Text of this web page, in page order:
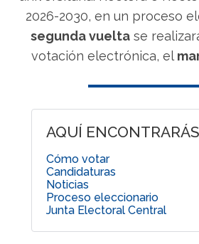
2026-2030, en un proceso
segunda vueltase
votación electrónica, el
AQUÍ
Cómo votar
Candidaturas
Noticias
Proceso eleccionario
Junta Electoral Central